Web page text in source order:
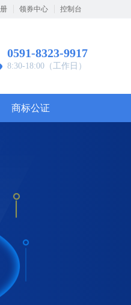
领券中心 控制台
0591-8323-9917
8:30-18:00（工作日）
商标公证